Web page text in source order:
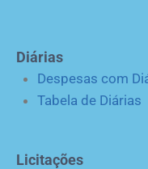
Diárias
Despesas com
Tabela de Diárias
Licitações